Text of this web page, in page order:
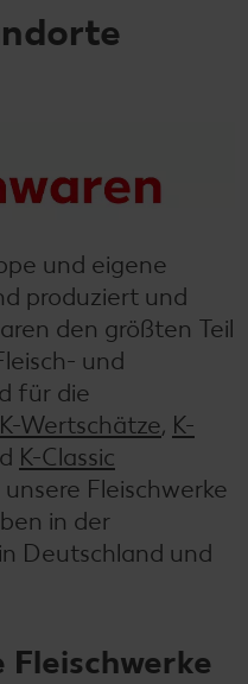
und eigene
produziert und
den größten Teil
und
für die
K-Wertschätze, K-
K-Classic
Fleischwerke
in der
Deutschland und
Fleischwerke